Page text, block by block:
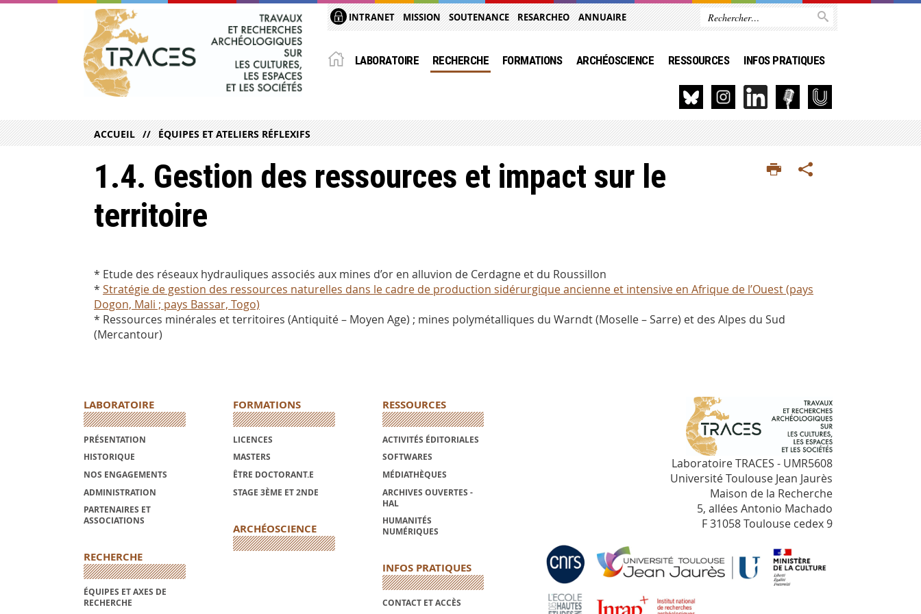
INTRANET MISSION SOUTENANCE RESARCHEO ANNUAIRE
LABORATOIRE RECHERCHE FORMATIONS ARCHÉOSCIENCE RESSOURCES INFOS PRATIQUES
ACCUEIL ÉQUIPES ET ATELIERS RÉFLEXIFS
1.4. Gestion des ressources et impact sur le
territoire
* Etude des réseaux hydrauliques associés aux mines d’or en alluvion de Cerdagne et du Roussillon
* Stratégie de gestion des ressources naturelles dans le cadre de production sidérurgique ancienne et intensive en Afrique de l’Ouest (pays
Dogon, Mali ; pays Bassar, Togo)
* Ressources minérales et territoires (Antiquité – Moyen Age) ; mines polymétalliques du Warndt (Moselle – Sarre) et des Alpes du Sud
(Mercantour)
LABORATOIRE
PRÉSENTATION
HISTORIQUE
NOS ENGAGEMENTS
ADMINISTRATION
PARTENAIRES ET
ASSOCIATIONS
RECHERCHE
ÉQUIPES ET AXES DE
RECHERCHE
FORMATIONS
LICENCES
MASTERS
ÊTRE DOCTORANT.E
STAGE 3ÈME ET 2NDE
ARCHÉOSCIENCE
RESSOURCES
ACTIVITÉS ÉDITORIALES
SOFTWARES
MÉDIATHÈQUES
ARCHIVES OUVERTES -
HAL
HUMANITÉS
NUMÉRIQUES
INFOS PRATIQUES
CONTACT ET ACCÈS
Laboratoire TRACES - UMR5608
Université Toulouse Jean Jaurès
Maison de la Recherche
5, allées Antonio Machado
F 31058 Toulouse cedex 9